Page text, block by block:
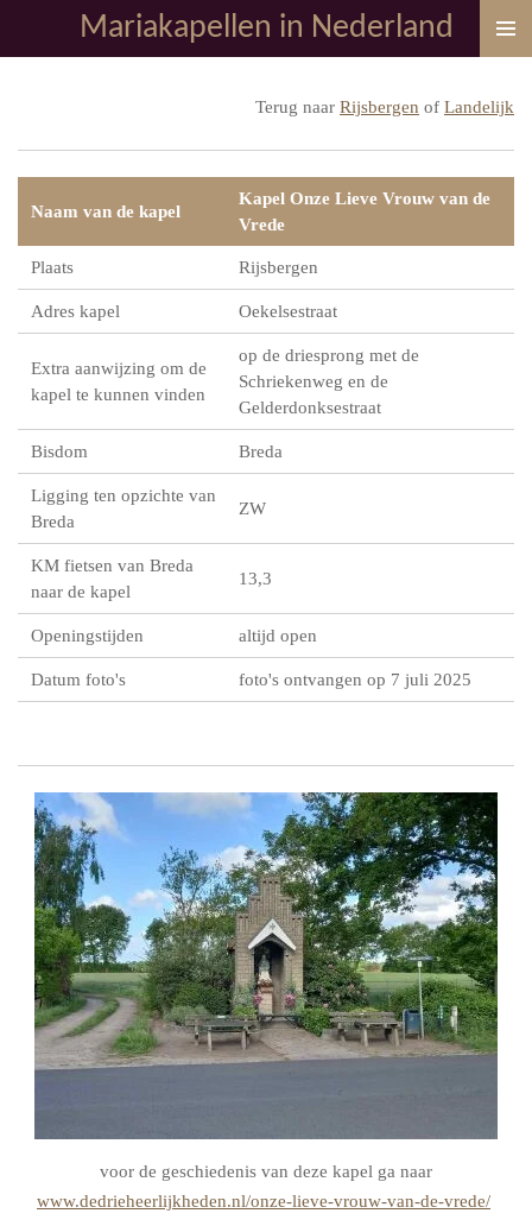
direct
Mariakapellen in Nederland
Terug naar Rijsbergen of Landelijk
Naam van de kapel
Kapel Onze Lieve Vrouw van de
Vrede
Plaats Rijsbergen
Adres kapel Oekelsestraat
Extra aanwijzing om de
kapel te kunnen vinden
op de driesprong met de
Schriekenweg en de
Gelderdonksestraat
Bisdom Breda
Ligging ten opzichte van
Breda
ZW
KM fietsen van Breda
naar de kapel
13,3
Openingstijden altijd open
Datum foto's foto's ontvangen op 7 juli 2025
voor de geschiedenis van deze kapel ga naar
www.dedrieheerlijkheden.nl/onze-lieve-vrouw-van-de-vrede/